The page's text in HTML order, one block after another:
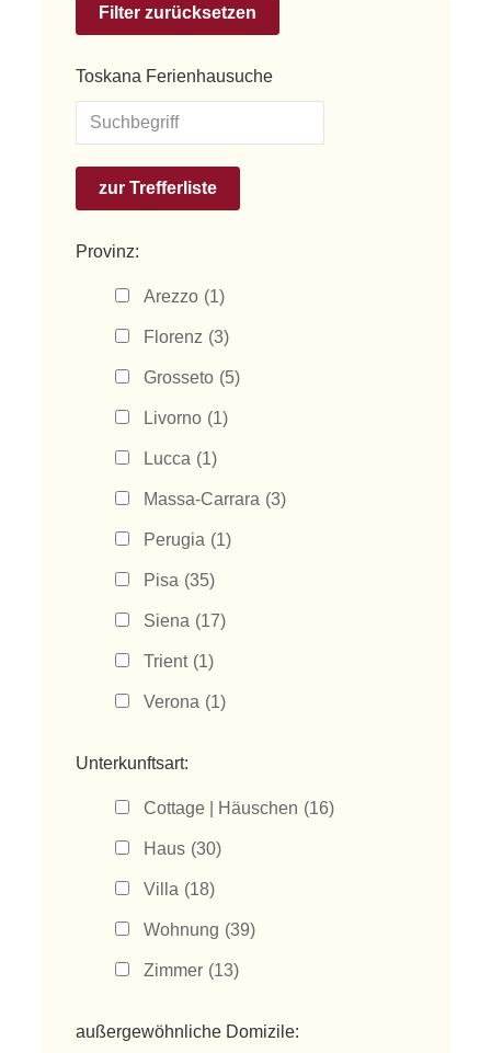
Toskana Ferienhausuche
Provinz:
Arezzo (1)
Florenz (3)
Grosseto (5)
Livorno (1)
Lucca (1)
Massa-Carrara (3)
Perugia (1)
Pisa (35)
Siena (17)
Trient (1)
Verona (1)
Unterkunftsart:
Cottage | Häuschen (16)
Haus (30)
Villa (18)
Wohnung (39)
Zimmer (13)
außergewöhnliche Domizile: